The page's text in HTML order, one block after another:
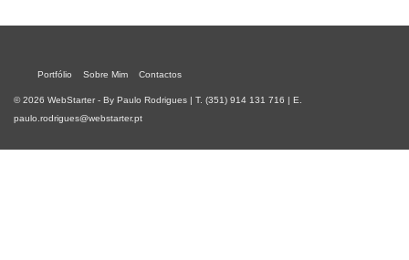
Portfólio Sobre Mim Contactos
© 2026 WebStarter - By Paulo Rodrigues | T. (351) 914 131 716 | E.
paulo.rodrigues@webstarter.pt